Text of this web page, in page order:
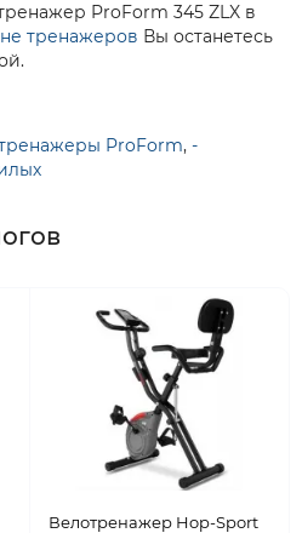
ProForm 345 ZLX в
тренажеров Вы останетесь
ProForm, -
Велотренажер Hop-Sport